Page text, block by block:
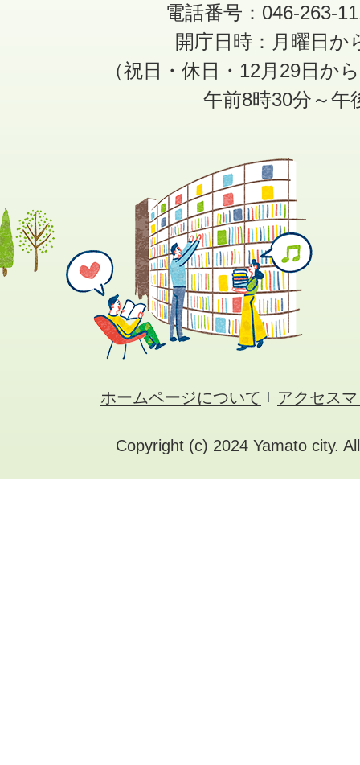
電話番号：046-263-
開庁日時：月曜日か
（祝日・休日・12月29日か
午前8時30分～午
ホームページについて アクセス
Copyright (c) 2024 Yamato city.